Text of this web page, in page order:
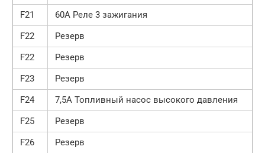
F21
60А Реле 3 зажигания
F22
Резерв
F22
Резерв
F23
Резерв
F24
7,5А Топливный насос высокого давления
F25
Резерв
F26
Резерв